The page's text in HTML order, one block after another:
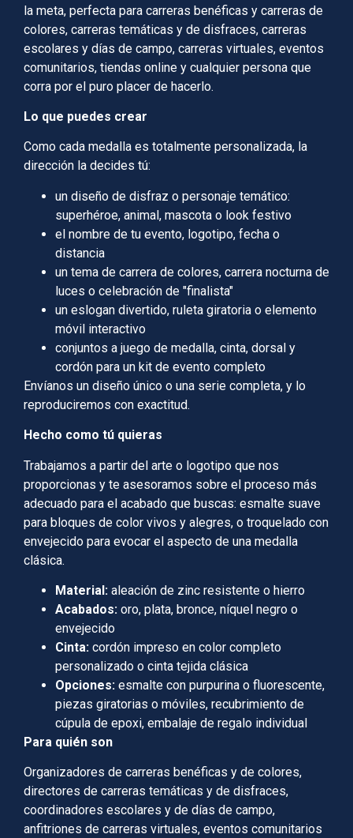
la meta, perfecta para carreras benéficas y carreras de
colores, carreras temáticas y de disfraces, carreras
escolares y días de campo, carreras virtuales, eventos
comunitarios, tiendas online y cualquier persona que
corra por el puro placer de hacerlo.
Lo que puedes crear
Como cada medalla es totalmente personalizada, la
dirección la decides tú:
un diseño de disfraz o personaje temático:
superhéroe, animal, mascota o look festivo
el nombre de tu evento, logotipo, fecha o
distancia
un tema de carrera de colores, carrera nocturna de
luces o celebración de "finalista"
un eslogan divertido, ruleta giratoria o elemento
móvil interactivo
conjuntos a juego de medalla, cinta, dorsal y
cordón para un kit de evento completo
Envíanos un diseño único o una serie completa, y lo
reproduciremos con exactitud.
Hecho como tú quieras
Trabajamos a partir del arte o logotipo que nos
proporcionas y te asesoramos sobre el proceso más
adecuado para el acabado que buscas: esmalte suave
para bloques de color vivos y alegres, o troquelado con
envejecido para evocar el aspecto de una medalla
clásica.
Material: aleación de zinc resistente o hierro
Acabados: oro, plata, bronce, níquel negro o
envejecido
Cinta: cordón impreso en color completo
personalizado o cinta tejida clásica
Opciones: esmalte con purpurina o fluorescente,
piezas giratorias o móviles, recubrimiento de
cúpula de epoxi, embalaje de regalo individual
Para quién son
Organizadores de carreras benéficas y de colores,
directores de carreras temáticas y de disfraces,
coordinadores escolares y de días de campo,
anfitriones de carreras virtuales, eventos comunitarios